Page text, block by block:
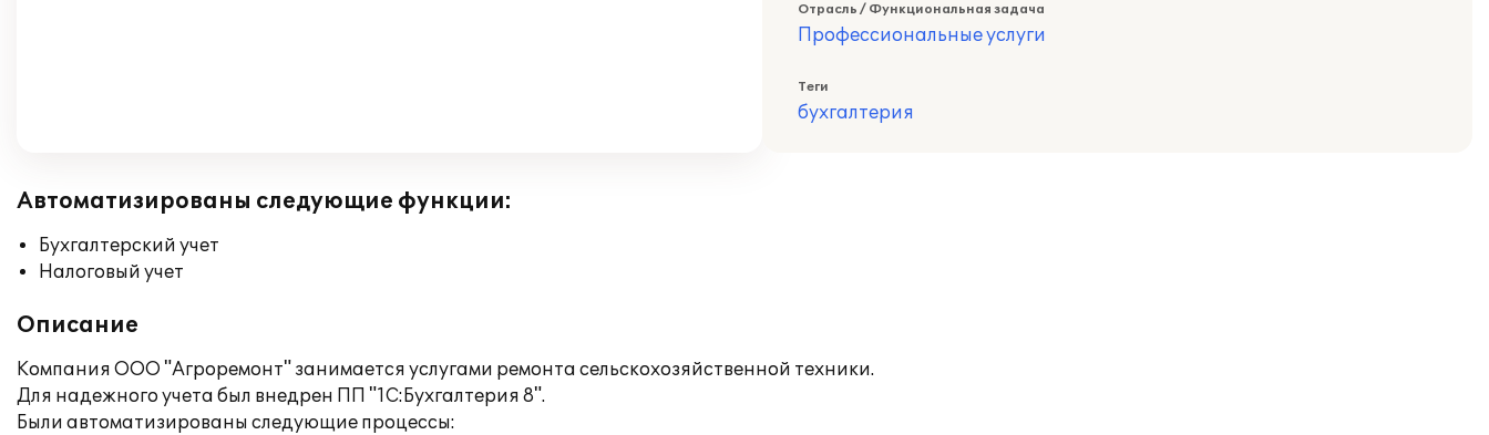
Отрасль / Функциональная задача
Профессиональные услуги
Теги
бухгалтерия
Автоматизированы следующие функции:
Бухгалтерский учет
Налоговый учет
Описание
Компания ООО "Агроремонт" занимается услугами ремонта сельскохозяйственной техники.
Для надежного учета был внедрен ПП "1С:Бухгалтерия 8".
Были автоматизированы следующие процессы: